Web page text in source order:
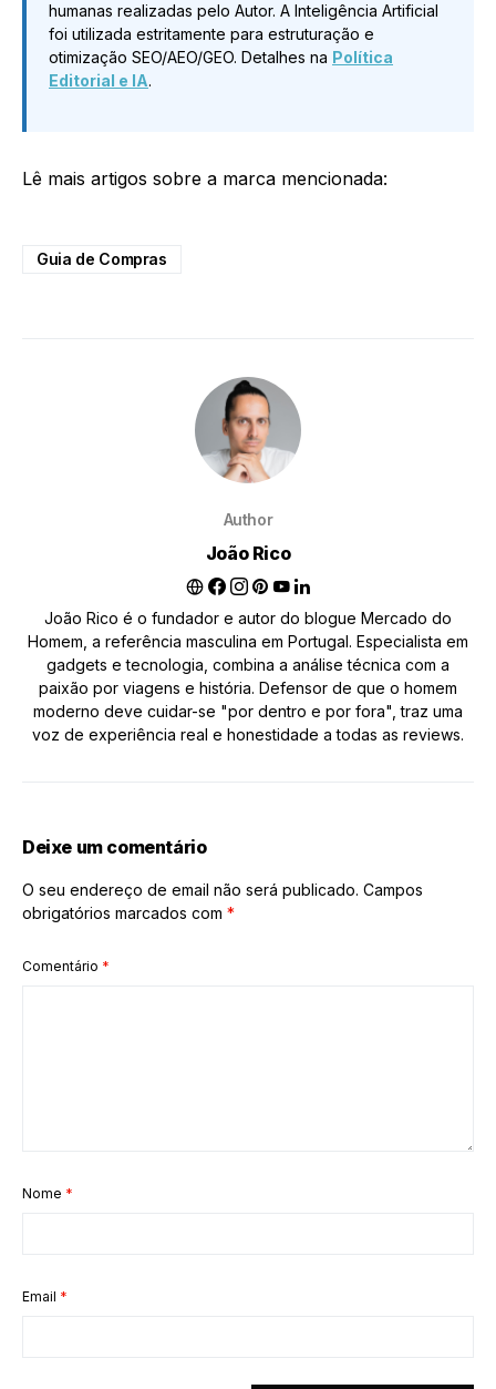
humanas realizadas pelo Autor. A Inteligência Artificial
foi utilizada estritamente para estruturação e
otimização SEO/AEO/GEO. Detalhes na Política
Editorial e IA.
Lê mais artigos sobre a marca mencionada:
Guia de Compras
Author
João Rico
João Rico é o fundador e autor do blogue Mercado do
Homem, a referência masculina em Portugal. Especialista em
gadgets e tecnologia, combina a análise técnica com a
paixão por viagens e história. Defensor de que o homem
moderno deve cuidar-se "por dentro e por fora", traz uma
voz de experiência real e honestidade a todas as reviews.
Deixe um comentário
O seu endereço de email não será publicado. Campos
obrigatórios marcados com *
Comentário *
Nome *
Email *